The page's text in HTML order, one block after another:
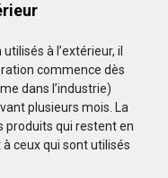
à l’extérieur, il
commence dès
dans l’industrie)
plusieurs mois. La
produits qui restent en
ceux qui sont utilisés